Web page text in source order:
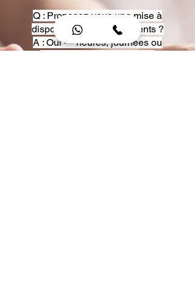
Q : Proposez-vous une mise à
disposition pour événements ?
A : Oui — heures, journées ou